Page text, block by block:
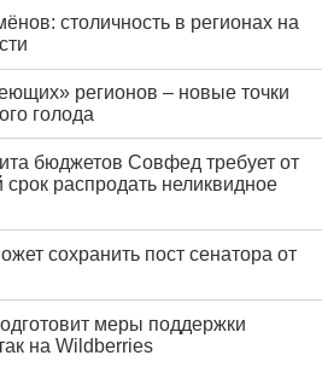
столичность в регионах на
регионов – новые точки
голода
бюджетов Совфед требует от
распродать неликвидное
сохранить пост сенатора от
меры поддержки
на Wildberries